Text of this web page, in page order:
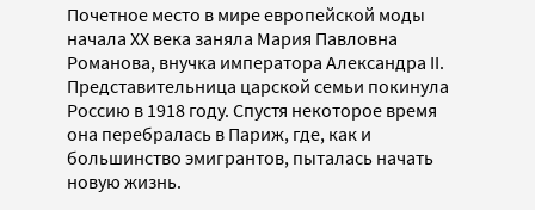
Почетное место в мире европейской моды
начала XX века заняла Мария Павловна
Романова, внучка императора Александра II.
Представительница царской семьи покинула
Россию в 1918 году. Спустя некоторое время
она перебралась в Париж, где, как и
большинство эмигрантов, пыталась начать
новую жизнь.